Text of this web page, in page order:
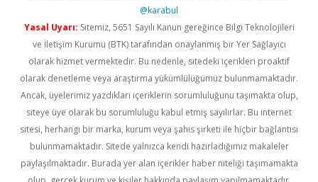
@karabul
Yasal Uyarı: Sitemiz, 5651 Sayılı Kanun gereğince Bilgi Teknolojileri
ve İletişim Kurumu (BTK) tarafından onaylanmış bir Yer Sağlayıcı
olarak hizmet vermektedir. Bu nedenle, sitedeki içerikleri proaktif
olarak denetleme veya araştırma yükümlülüğümüz bulunmamaktadır.
Ancak, üyelerimiz yazdıkları içeriklerin sorumluluğunu taşımakta olup,
siteye üye olarak bu sorumluluğu kabul etmiş sayılırlar. Bu internet
sitesi, herhangi bir marka, kurum veya şahıs şirketi ile hiçbir bağlantısı
bulunmamaktadır. Sitede yalnızca kendi hazırladığımız makaleler
paylaşılmaktadır. Burada yer alan içerikler haber niteliği taşımamakta